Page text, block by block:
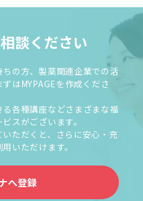
談ください
の方、製薬関連企業での活
はMYPAGEを作成くださ
各種講座などさまざまな福
スがございます。
ただくと、さらに安心・充
いただけます。
へ登録